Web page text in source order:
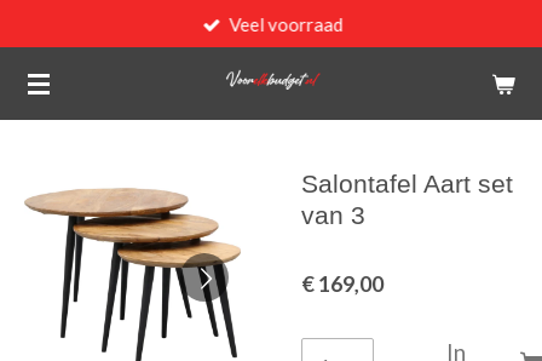
direct
naar
Veel voorraad
Salontafel Aart set
van 3
€ 169,00
In